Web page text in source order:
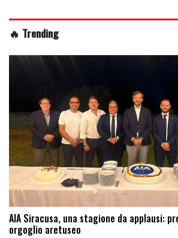
🔥 Trending
AIA Siracusa, una stagione da applausi:
orgoglio aretuseo